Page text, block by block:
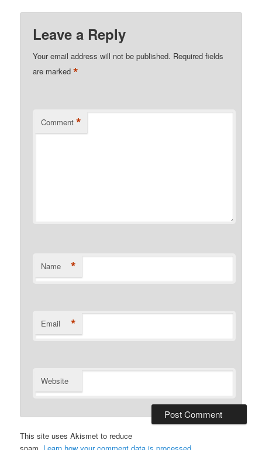
Leave a Reply
Your email address will not be published. Required fields
are marked*
Comment *
Name *
Email *
Website
This site uses Akismet to reduce